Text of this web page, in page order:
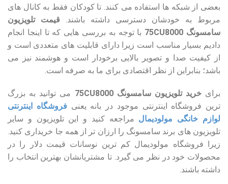
بعضی از شبکه ها استفاده می کنند. تا کودکان فقط به کانال های
مربوط به خودشان دسترسی داشته باشند. قیمت تلویزیون
سامسونگ 75CU8000
با توجه به بررسی هایی که تا اینجا انجام
دادیم بسیار مناسب است زیرا دارای قابلیت های متعددی است و
از کیفیت صدا و تصویر بالایی برخودار است و هوشمند نیز می
باشد؛ بنابراین از نظر اقتصادی برای ما به صرفه است.
برایخرید تلویزیون سامسونگ 75CU8000
می توانید به بزرگ
ترین فروشگاه اینترنتی موجود در بانه یعنی فروشگاه اینترنتی
لوازم خانگی مولودیمال مراجعه کنید و این تلویزیون و سایر
تلویزیون های برند سامسونگ را ارزان تر از همه جا خریداری کنید.
زیرا فروشگاه مولودیمال کم ترین نوسانات قیمت دلار را در
محصولات خود در نظر می گیرد. تا مشتریانشان بهترین انتخاب را
داشته باشند.